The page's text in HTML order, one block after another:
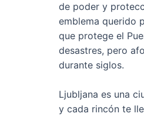
de poder y
emblema querido
que protege el
desastres, pero
durante siglos.
Ljubljana es una
y cada rincón te